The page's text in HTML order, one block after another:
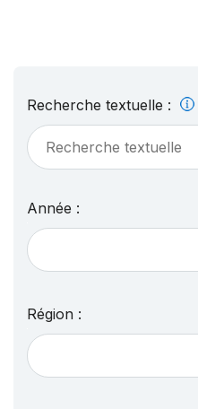
Recherche textuelle :
Année :
Région :